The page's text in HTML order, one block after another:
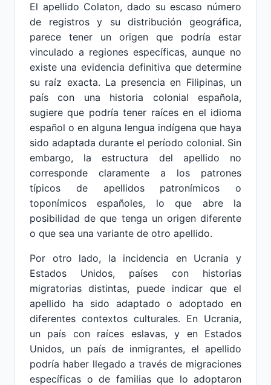
El apellido Colaton, dado su escaso número
de registros y su distribución geográfica,
parece tener un origen que podría estar
vinculado a regiones específicas, aunque no
existe una evidencia definitiva que determine
su raíz exacta. La presencia en Filipinas, un
país con una historia colonial española,
sugiere que podría tener raíces en el idioma
español o en alguna lengua indígena que haya
sido adaptada durante el período colonial. Sin
embargo, la estructura del apellido no
corresponde claramente a los patrones
típicos de apellidos patronímicos o
toponímicos españoles, lo que abre la
posibilidad de que tenga un origen diferente
o que sea una variante de otro apellido.
Por otro lado, la incidencia en Ucrania y
Estados Unidos, países con historias
migratorias distintas, puede indicar que el
apellido ha sido adaptado o adoptado en
diferentes contextos culturales. En Ucrania,
un país con raíces eslavas, y en Estados
Unidos, un país de inmigrantes, el apellido
podría haber llegado a través de migraciones
específicas o de familias que lo adoptaron